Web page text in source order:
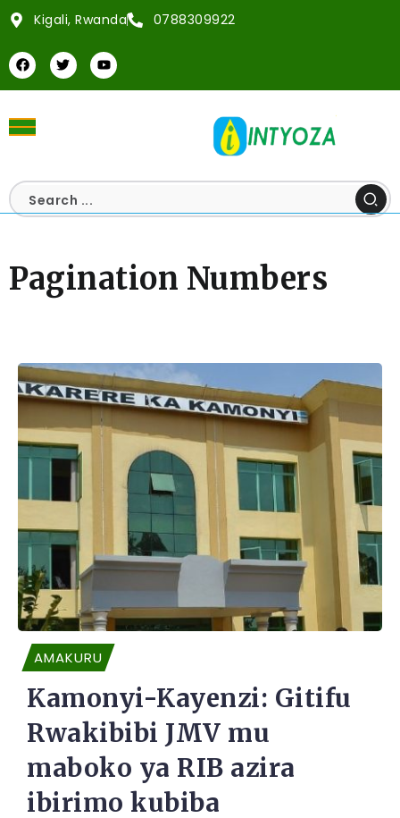
Kigali, Rwanda 0788309922
Pagination Numbers
AMAKURU
Kamonyi-Kayenzi: Gitifu
Rwakibibi JMV mu
maboko ya RIB azira
ibirimo kubiba